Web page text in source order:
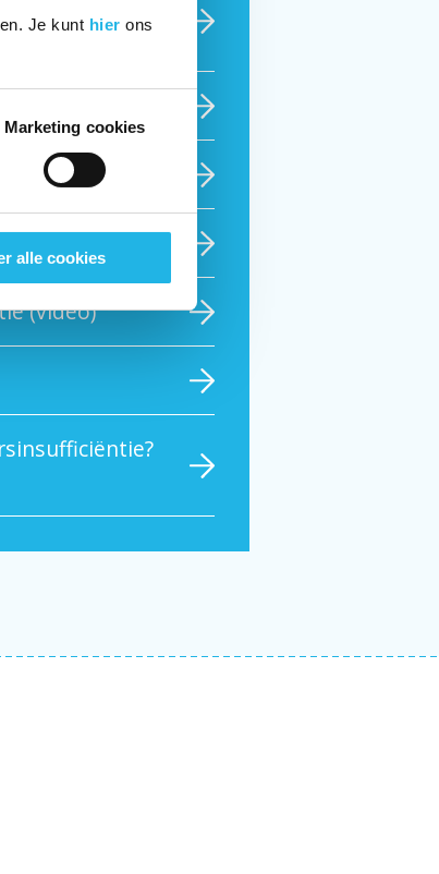
Je kunt hier ons
Marketing cookies
alle cookies
(video)